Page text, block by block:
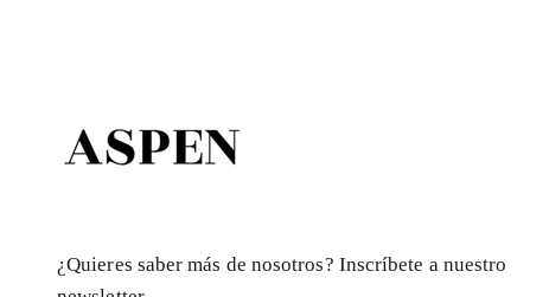
¿Quieres saber más de nosotros? Inscríbete a nuestro